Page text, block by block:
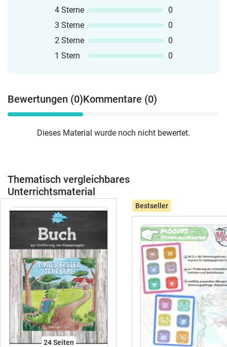
4 Sterne
0
3 Sterne
0
2 Sterne
0
1 Stern
0
Bewertungen (0)Kommentare (0)
Dieses Material wurde noch nicht bewertet.
Thematisch vergleichbares
Unterrichtsmaterial
24Seiten
Bestseller